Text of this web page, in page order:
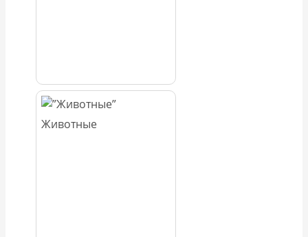
Животные